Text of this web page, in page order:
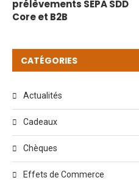
prélèvements SEPA SDD
Core et B2B
CATÉGORIES
Actualités
Cadeaux
Chèques
Effets de Commerce